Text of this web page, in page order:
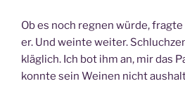
Ob es noch regnen würde,
er. Und weinte weiter.
kläglich. Ich bot ihm an, mir das
konnte sein Weinen nicht